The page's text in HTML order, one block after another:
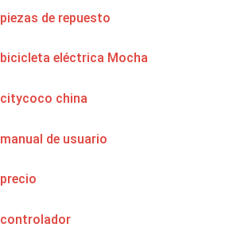
piezas de repuesto
bicicleta eléctrica Mocha
citycoco china
manual de usuario
precio
controlador